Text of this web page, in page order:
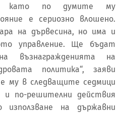
като по думите му
е сериозно влошено.
на дървесина, но има и
управление. Ще бъдат
възнагражденията на
политика“, заяви
му в следващите седмици
по-решителни действия
на държавни